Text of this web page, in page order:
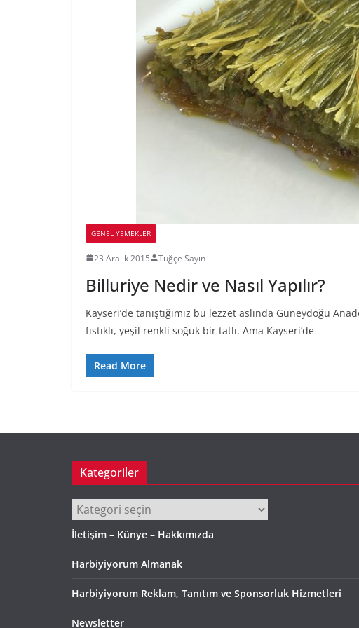
GENEL YEMEKLER
23 Aralık 2015 Tuğçe Sayın
Billuriye Nedir ve Nasıl Yapılır?
Kayseri’de tanıştığımız bu lezzet aslında Güneydoğu
fıstıklı, yeşil renkli soğuk bir tatlı. Ama Kayseri’de
Read More
Kategoriler
Kategoriler
İletişim – Künye – Hakkımızda
Harbiyiyorum Almanak
Harbiyiyorum Reklam, Tanıtım ve Sponsorluk Hizmetleri
Newsletter